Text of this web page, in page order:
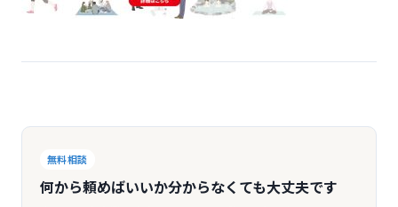
無料相談
何から頼めばいいか分からなくても大丈夫です